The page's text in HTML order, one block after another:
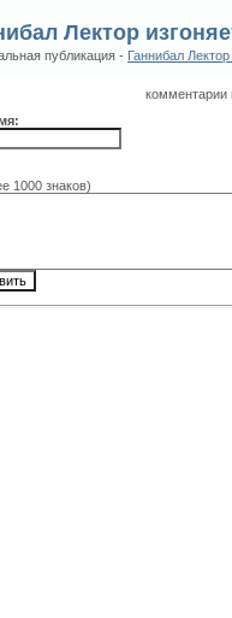
Лектор
публикация - Ганнибал
комментарии
1000 знаков)